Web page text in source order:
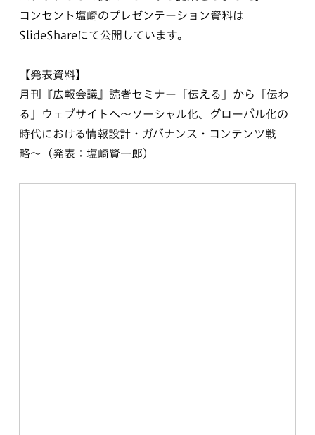
コンセント塩崎のプレゼンテーション資料は
SlideShareにて公開しています。
【発表資料】
月刊『広報会議』読者セミナー「伝える」から「伝わ
る」ウェブサイトへ〜ソーシャル化、グローバル化の
時代における情報設計・ガバナンス・コンテンツ戦
略〜（発表：塩崎賢一郎）